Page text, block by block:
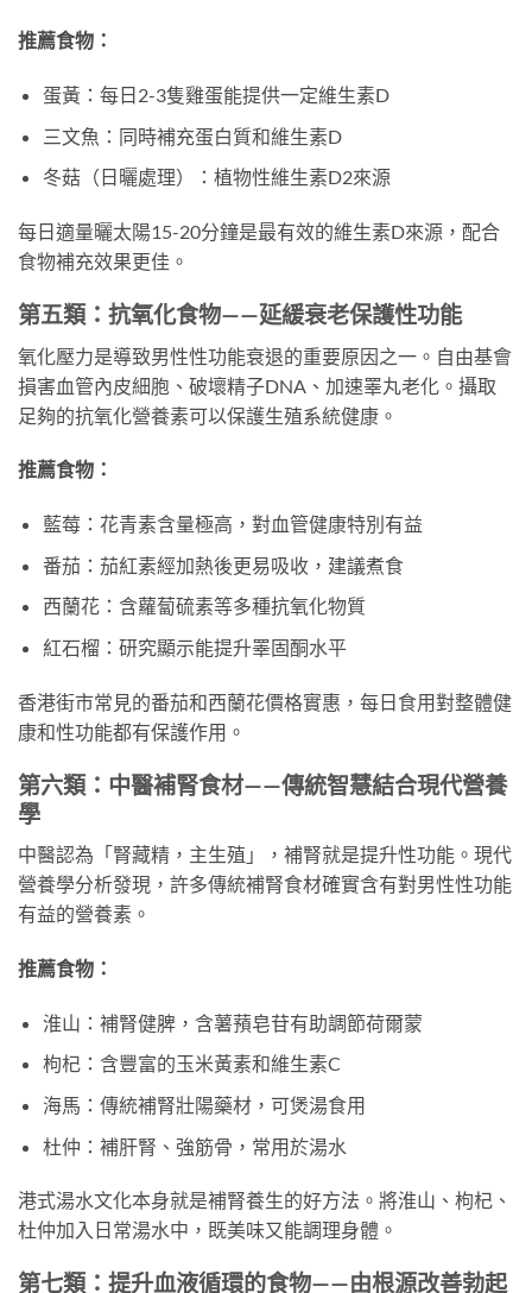
推薦食物：
蛋黃：每日2-3隻雞蛋能提供一定維生素D
三文魚：同時補充蛋白質和維生素D
冬菇（日曬處理）：植物性維生素D2來源
每日適量曬太陽15-20分鐘是最有效的維生素D來源，配合
食物補充效果更佳。
第五類：抗氧化食物——延緩衰老保護性功能
氧化壓力是導致男性性功能衰退的重要原因之一。自由基會
損害血管內皮細胞、破壞精子DNA、加速睪丸老化。攝取
足夠的抗氧化營養素可以保護生殖系統健康。
推薦食物：
藍莓：花青素含量極高，對血管健康特別有益
番茄：茄紅素經加熱後更易吸收，建議煮食
西蘭花：含蘿蔔硫素等多種抗氧化物質
紅石榴：研究顯示能提升睪固酮水平
香港街市常見的番茄和西蘭花價格實惠，每日食用對整體健
康和性功能都有保護作用。
第六類：中醫補腎食材——傳統智慧結合現代營養
學
中醫認為「腎藏精，主生殖」，補腎就是提升性功能。現代
營養學分析發現，許多傳統補腎食材確實含有對男性性功能
有益的營養素。
推薦食物：
淮山：補腎健脾，含薯蕷皂苷有助調節荷爾蒙
枸杞：含豐富的玉米黃素和維生素C
海馬：傳統補腎壯陽藥材，可煲湯食用
杜仲：補肝腎、強筋骨，常用於湯水
港式湯水文化本身就是補腎養生的好方法。將淮山、枸杞、
杜仲加入日常湯水中，既美味又能調理身體。
第七類：提升血液循環的食物——由根源改善勃起